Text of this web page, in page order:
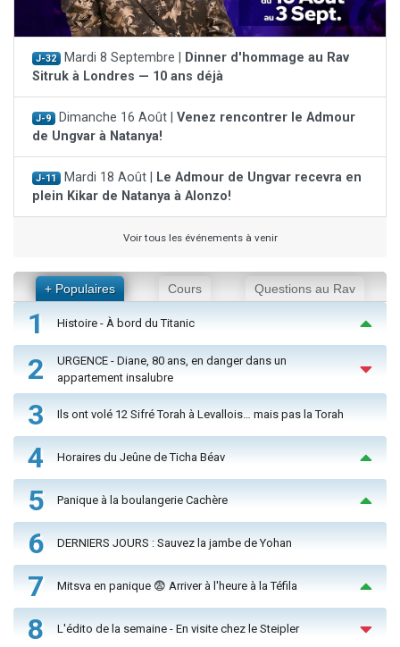
J-32 Mardi 8 Septembre |
Dinner d'hommage au Rav
Sitruk à Londres — 10 ans déjà
J-9 Dimanche 16 Août | Venez rencontrer le Admour
de Ungvar à Natanya!
J-11 Mardi 18 Août |
Le Admour de Ungvar recevra en
plein Kikar de Natanya à Alonzo!
Voir tous les événements à venir
+ Populaires Cours Questions au Rav
1 Histoire - À bord du Titanic
2
URGENCE - Diane, 80 ans, en danger dans un
appartement insalubre
3 Ils ont volé 12 Sifré Torah à Levallois… mais pas la Torah
4 Horaires du Jeûne de Ticha Béav
5 Panique à la boulangerie Cachère
6 DERNIERS JOURS : Sauvez la jambe de Yohan
7 Mitsva en panique 😨 Arriver à l'heure à la Téfila
8 L'édito de la semaine - En visite chez le Steipler